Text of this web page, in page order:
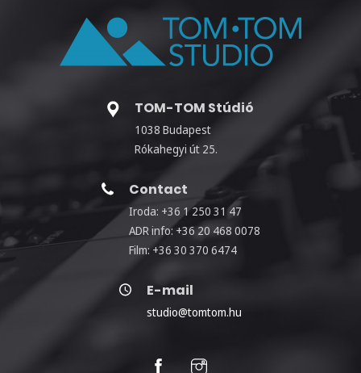
TOM-TOM Stúdió
1038 Budapest
Rókahegyi út 25.
Contact
Iroda: +36 1 250 31 47
ADR info: +36 20 468 0078
Film: +36 30 370 6474
E-mail
studio@tomtom.hu